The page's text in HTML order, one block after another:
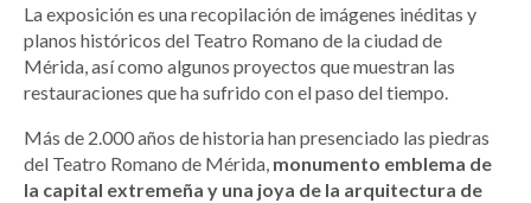
La exposición es una recopilación de imágenes inéditas y
planos históricos del Teatro Romano de la ciudad de
Mérida, así como algunos proyectos que muestran las
restauraciones que ha sufrido con el paso del tiempo.
Más de 2.000 años de historia han presenciado las piedras
del Teatro Romano de Mérida, monumento emblema de
la capital extremeña y una joya de la arquitectura de